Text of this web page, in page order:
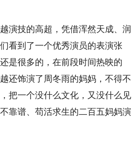
演技的高超，凭借浑然天成、润
看到了一个优秀演员的表演张
是很多的，在前段时间热映的
还饰演了周冬雨的妈妈，不得不
把一个没什么文化，又没什么见
靠谱、苟活求生的二百五妈妈演